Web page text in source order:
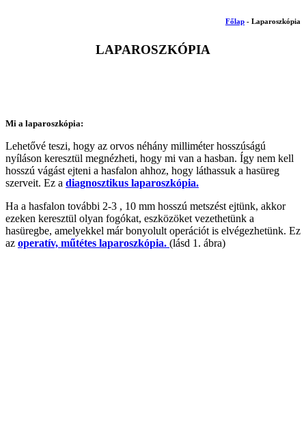
Főlap - Laparoszkópia
LAPAROSZKÓPIA
Mi a laparoszkópia:
Lehetővé teszi, hogy az orvos néhány milliméter hosszúságú
nyíláson keresztül megnézheti, hogy mi van a hasban. Így nem kell
hosszú vágást ejteni a hasfalon ahhoz, hogy láthassuk a hasüreg
szerveit. Ez a diagnosztikus laparoszkópia.
Ha a hasfalon további 2-3 , 10 mm hosszú metszést ejtünk, akkor
ezeken keresztül olyan fogókat, eszközöket vezethetünk a
hasüregbe, amelyekkel már bonyolult operációt is elvégezhetünk. Ez
az operatív, műtétes laparoszkópia. (lásd 1. ábra)